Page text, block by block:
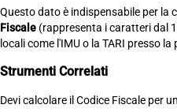
Questo dato è indispensabile per la
Fiscale (rappresenta i caratteri dal
locali come l'IMU o la TARI presso
Strumenti Correlati
Devi calcolare il Codice Fiscale per